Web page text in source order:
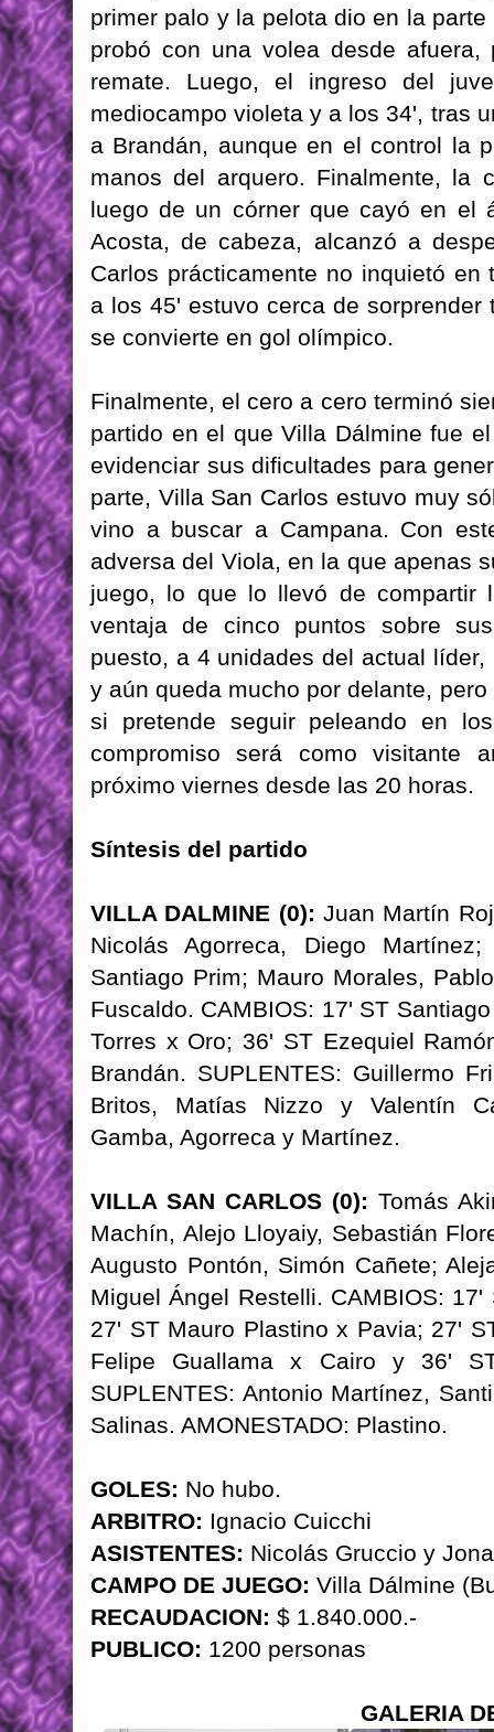
primer palo y la pelota dio en la
probó con una volea desde
remate. Luego, el ingreso del
mediocampo violeta y a los 34', tras
a Brandán, aunque en el control la
manos del arquero. Finalmente, la
luego de un córner que cayó en el
Acosta, de cabeza, alcanzó a
Carlos prácticamente no inquietó
a los 45' estuvo cerca de
se convierte en gol olímpico.
Finalmente, el cero a cero terminó
partido en el que Villa Dálmine fue
evidenciar sus dificultades para
parte, Villa San Carlos estuvo muy
vino a buscar a Campana. Con
adversa del Viola, en la que apenas
juego, lo que lo llevó de compartir
ventaja de cinco puntos sobre
puesto, a 4 unidades del actual
y aún queda mucho por delante,
si pretende seguir peleando en
compromiso será como visitante
próximo viernes desde las 20 horas.
Síntesis del partido
VILLA DALMINE (0): Juan Martín
Nicolás Agorreca, Diego
Santiago Prim; Mauro Morales,
Fuscaldo. CAMBIOS: 17' ST
Torres x Oro; 36' ST Ezequiel
Brandán. SUPLENTES: Guillermo
Britos, Matías Nizzo y Valentín
Gamba, Agorreca y Martínez.
VILLA SAN CARLOS (0): Tomás
Machín, Alejo Lloyaiy, Sebastián
Augusto Pontón, Simón Cañete;
Miguel Ángel Restelli. CAMBIOS:
27' ST Mauro Plastino x Pavia; 27'
Felipe Guallama x Cairo y 36'
SUPLENTES: Antonio Martínez,
Salinas. AMONESTADO: Plastino.
GOLES: No hubo.
ARBITRO: Ignacio Cuicchi
ASISTENTES: Nicolás Gruccio y
CAMPO DE JUEGO: Villa Dálmine
RECAUDACION: $ 1.840.000.-
PUBLICO: 1200 personas
GALERIA